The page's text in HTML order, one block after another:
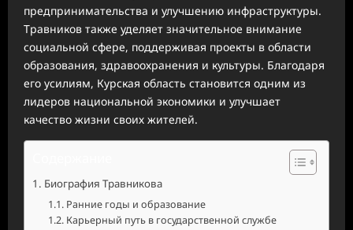
предпринимательства и улучшению инфраструктуры.
Травников также уделяет значительное внимание
социальной сфере, поддерживая проекты в области
образования, здравоохранения и культуры. Благодаря
его усилиям, Курская область становится одним из
лидеров национальной экономики и улучшает
качество жизни своих жителей.
Биография Травникова
Ранние годы и образование
Карьерный путь в государственной службе